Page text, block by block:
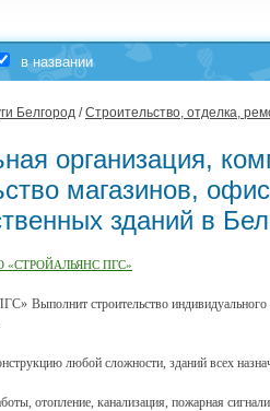
в названии
Белгород /Строительство, отделка,
организация,
магазинов,
зданий в
«СТРОЙАЛЬЯНС ПГС»
Выполнит строительство индивидуального
любой сложности, зданий всех
отопление, канализация, пожарная